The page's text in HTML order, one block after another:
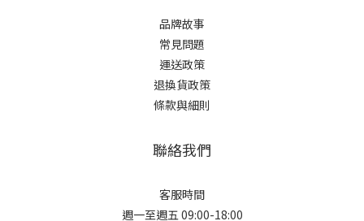
品牌故事
常見問題
運送政策
退換貨政策
條款與細則
聯絡我們
客服時間
週一至週五 09:00-18:00